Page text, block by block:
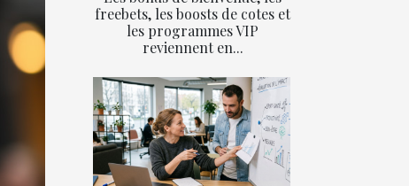
freebets, les boosts de cotes et
les programmes VIP
reviennent en...